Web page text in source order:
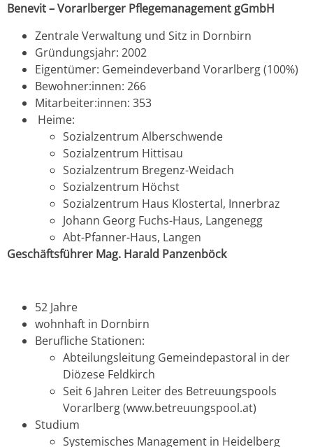
Benevit – Vorarlberger Pflegemanagement gGmbH
Zentrale Verwaltung und Sitz in Dornbirn
Gründungsjahr: 2002
Eigentümer: Gemeindeverband Vorarlberg (100%)
Bewohner:innen: 266
Mitarbeiter:innen: 353
Heime:
Sozialzentrum Alberschwende
Sozialzentrum Hittisau
Sozialzentrum Bregenz-Weidach
Sozialzentrum Höchst
Sozialzentrum Haus Klostertal, Innerbraz
Johann Georg Fuchs-Haus, Langenegg
Abt-Pfanner-Haus, Langen
Geschäftsführer Mag. Harald Panzenböck
52 Jahre
wohnhaft in Dornbirn
Berufliche Stationen:
Abteilungsleitung Gemeindepastoral in der
Diözese Feldkirch
Seit 6 Jahren Leiter des Betreuungspools
Vorarlberg (www.betreuungspool.at)
Studium
Systemisches Management in Heidelberg